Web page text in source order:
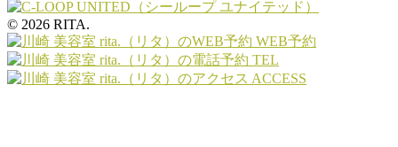
© 2026 RITA.
WEB予約
TEL
ACCESS